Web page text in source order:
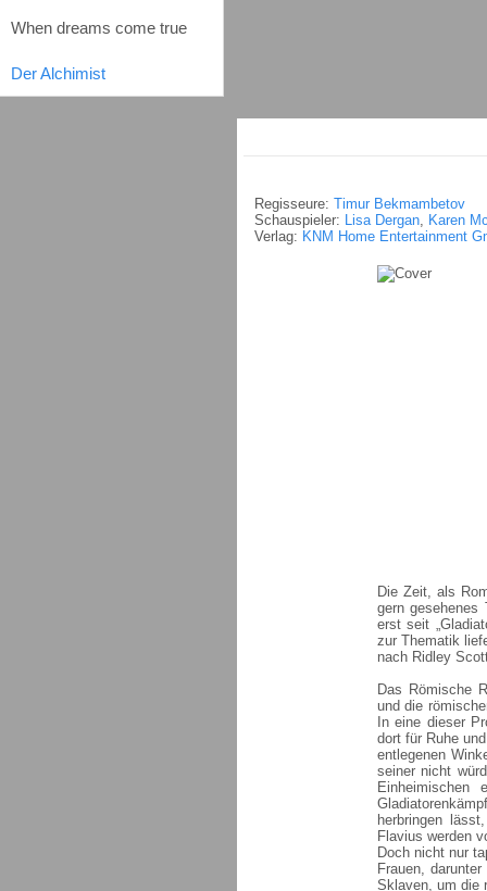
When dreams come true
Der Alchimist
Regisseure: Timur Bekmambetov
Schauspieler: Lisa Dergan, Karen
Verlag: KNM Home Entertainment
Die Zeit, als
gern
erst seit
zur Thematik
nach Ridley
Das Römische
und die
In eine dieser
dort für Ruhe
entlegenen
seiner nicht
herbringen
Flavius werden
Doch nicht nur
Frauen,
Sklaven, um die